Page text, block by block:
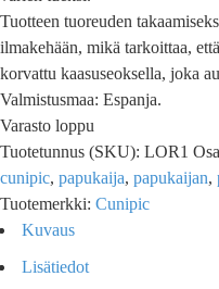
Tuotteen tuoreuden
ilmakehään, mikä tarkoittaa,
korvattu kaasuseoksella, joka
Valmistusmaa: Espanja.
Varasto loppu
Tuotetunnus (SKU): LOR1
cunipic, papukaija, papukaijan,
Tuotemerkki: Cunipic
Kuvaus
Lisätiedot